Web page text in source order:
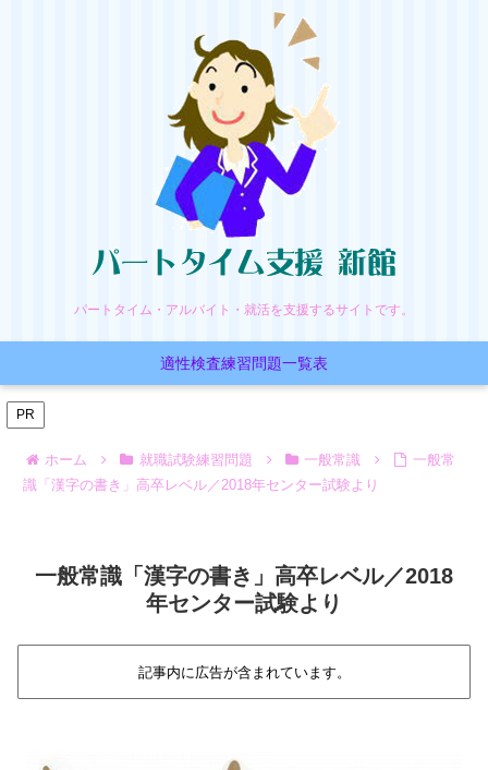
パートタイム・アルバイト・就活を支援するサイトです。
適性検査練習問題一覧表
PR
ホーム 就職試験練習問題 一般常識
一般常
識「漢字の書き」高卒レベル／2018年センター試験より
一般常識「漢字の書き」高卒レベル／2018
年センター試験より
記事内に広告が含まれています。